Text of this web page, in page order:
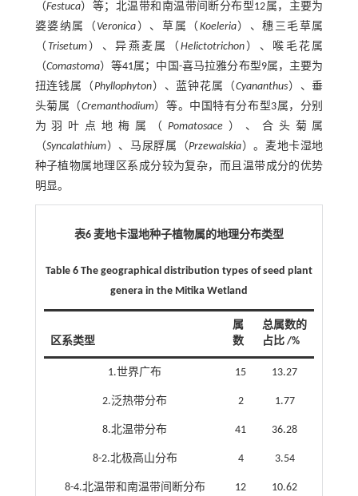
（Festuca）等；北温带和南温带间断分布型12属，主要为
婆婆纳属（ Veronica ）、草属（ Koeleria）、穗三毛草属
（ Trisetum）、异燕麦属（Helictotrichon ）、喉毛花属
（Comastoma）等41属；中国-喜马拉雅分布型9属，主要为
扭连钱属（Phyllophyton）、蓝钟花属（Cyananthus）、垂
头菊属（Cremanthodium）等。中国特有分布型3属，分别
为羽叶点地梅属（Pomatosace ）、合头菊属
（Syncalathium）、马尿脬属（Przewalskia）。麦地卡湿地
种子植物属地理区系成分较为复杂，而且温带成分的优势
明显。
表6 麦地卡湿地种子植物属的地理分布类型
​​Table 6 The geographical distribution types of seed plant
genera in the Mitika Wetland
区系类型
属
数
总属数的
占比 /%
1.世界广布 15 13.27
2.泛热带分布 2 1.77
8.北温带分布 41 36.28
8-2.北极高山分布 4 3.54
8-4.北温带和南温带间断分布 12 10.62